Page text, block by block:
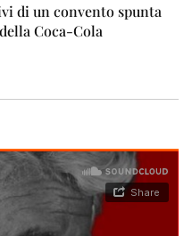
di un convento spunta
Coca-Cola